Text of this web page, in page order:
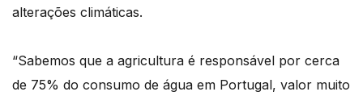
alterações climáticas.
“Sabemos que a agricultura é responsável por cerca
de 75% do consumo de água em Portugal, valor muito